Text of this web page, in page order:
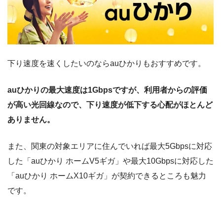
下り速度を速くしたいのならauひかりもおすすめです。
auひかりの最大速度は1Gbpsですが、利用者からの評価
が高い光回線なので、下り速度が低下する心配がほとんど
ありません。
また、関東の対象エリアに住んでいれば最大5Gbpsに対応
した「auひかり ホームV5ギガ」や最大10Gbpsに対応した
「auひかり ホームX10ギガ」が契約できるところも魅力
です。